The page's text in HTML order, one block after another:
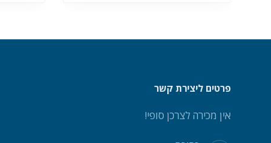
פרטים ליצירת קשר
אין מכירה לצרכן סופי!